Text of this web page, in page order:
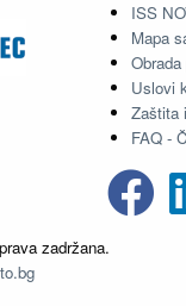
ISS
Mapa
Uslovi
Zaštita
FAQ -
zadržana.